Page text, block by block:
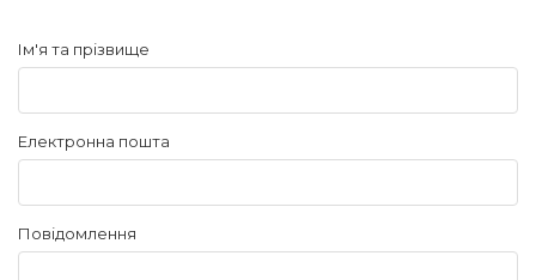
Ім'я та прізвище
Електронна пошта
Повідомлення